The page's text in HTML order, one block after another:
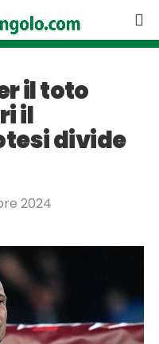
il toto
il
divide
2024